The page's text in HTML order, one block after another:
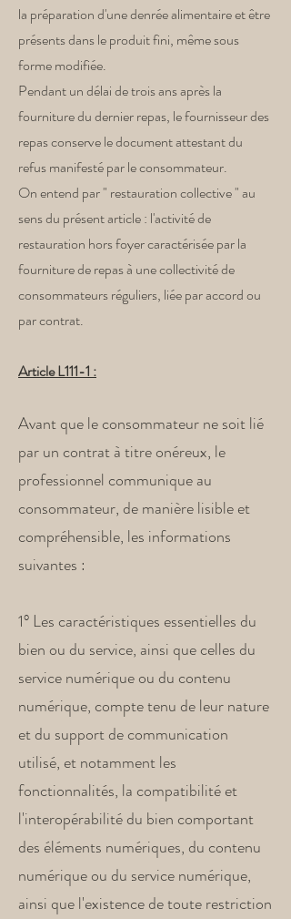
la préparation d'une denrée alimentaire et être
présents dans le produit fini, même sous
forme modifiée.
Pendant un délai de trois ans après la
fourniture du dernier repas, le fournisseur des
repas conserve le document attestant du
refus manifesté par le consommateur.
On entend par " restauration collective " au
sens du présent article : l'activité de
restauration hors foyer caractérisée par la
fourniture de repas à une collectivité de
consommateurs réguliers, liée par accord ou
par contrat.
Article L111-1 :
Avant que le consommateur ne soit lié
par un contrat à titre onéreux, le
professionnel communique au
consommateur, de manière lisible et
compréhensible, les informations
suivantes :
1° Les caractéristiques essentielles du
bien ou du service, ainsi que celles du
service numérique ou du contenu
numérique, compte tenu de leur nature
et du support de communication
utilisé, et notamment les
fonctionnalités, la compatibilité et
l'interopérabilité du bien comportant
des éléments numériques, du contenu
numérique ou du service numérique,
ainsi que l'existence de toute restriction